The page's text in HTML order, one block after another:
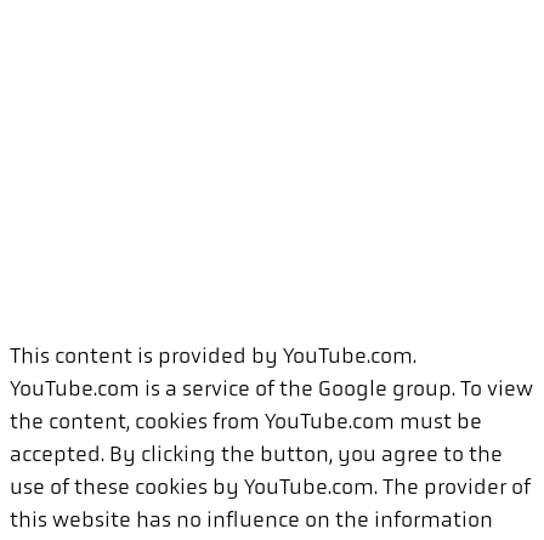
This content is provided by YouTube.com.
YouTube.com is a service of the Google group. To view
the content, cookies from YouTube.com must be
accepted. By clicking the button, you agree to the
use of these cookies by YouTube.com. The provider of
this website has no influence on the information